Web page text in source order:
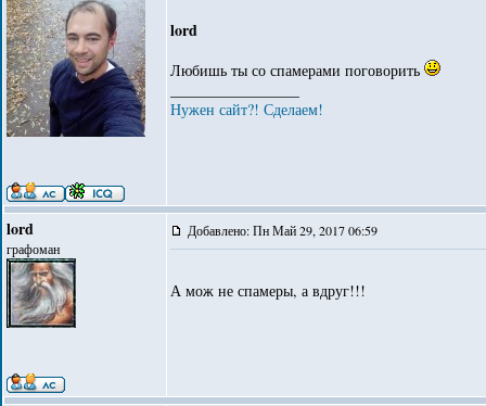
lord
Любишь ты со спамерами поговорить
Нужен сайт?! Сделаем!
lord
графоман
Добавлено: Пн Май 29, 2017 06:59
А мож не спамеры, а вдруг!!!